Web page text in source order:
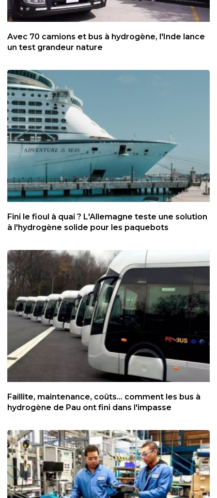
Avec 70 camions et bus à hydrogène, l'Inde lance
un test grandeur nature
Fini le fioul à quai ? L'Allemagne teste une solution
à l'hydrogène solide pour les paquebots
Faillite, maintenance, coûts... comment les bus à
hydrogène de Pau ont fini dans l'impasse